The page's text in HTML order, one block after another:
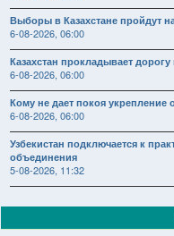
Выборы в Казахстане пройдут
6-08-2026, 06:00
Казахстан прокладывает
6-08-2026, 06:00
Кому не дает покоя укрепление
6-08-2026, 06:00
Узбекистан подключается к
объединения
5-08-2026, 11:32